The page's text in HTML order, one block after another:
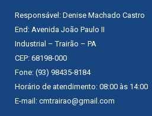
Responsável: Denise Machado Castro
End: Avenida João Paulo II
Industrial – Trairão – PA
CEP: 68198-000
Fone: (93) 98435-8184
Horário de atendimento: 08:00 às 14:00
E-mail: cmtrairao@gmail.com